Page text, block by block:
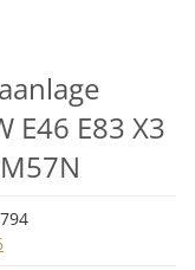
E46 E83 X3